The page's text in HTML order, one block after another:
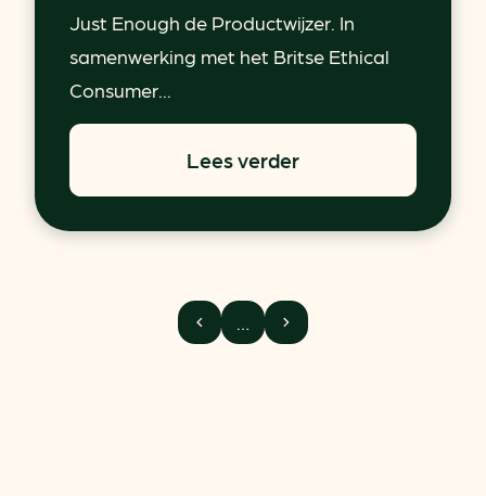
Just Enough de Productwijzer. In
samenwerking met het Britse Ethical
Consumer...
Lees verder